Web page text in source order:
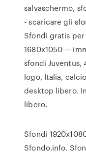
salvaschermo,
- scaricare gli
Sfondi gratis
1680x1050 —
sfondi Juventus,
logo, Italia,
desktop libero.
libero.
Sfondi
Sfondo.info.